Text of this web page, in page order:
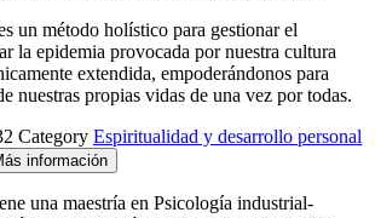
un método holístico para gestionar el
la epidemia provocada por nuestra cultura
extendida, empoderándonos para
nuestras propias vidas de una vez por todas.
Category Espiritualidad y desarrollo personal
información
una maestría en Psicología industrial-